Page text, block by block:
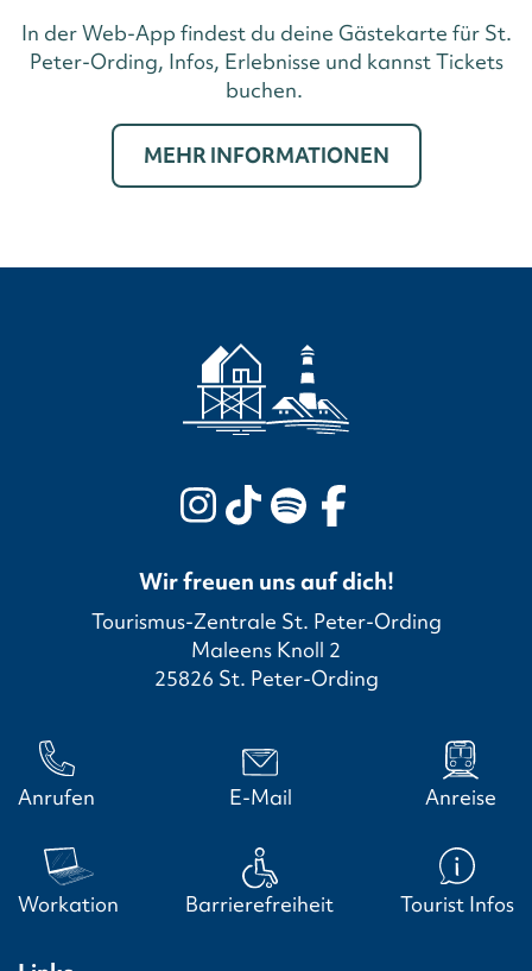
In der Web-App findest du deine Gästekarte für St.
Peter-Ording, Infos, Erlebnisse und kannst Tickets
buchen.
MEHR INFORMATIONEN
Wir freuen uns auf dich!
Tourismus-Zentrale St. Peter-Ording
Maleens Knoll 2
25826 St. Peter-Ording
Anrufen E-Mail Anreise
Workation Barrierefreiheit Tourist Infos